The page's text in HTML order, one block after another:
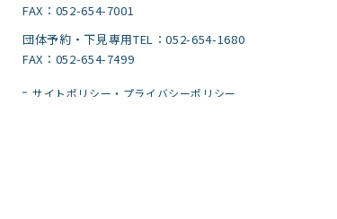
FAX：052-654-7001
団体予約・下見専用TEL：052-654-1680
FAX：052-654-7499
サイトポリシー・プライバシーポリシー